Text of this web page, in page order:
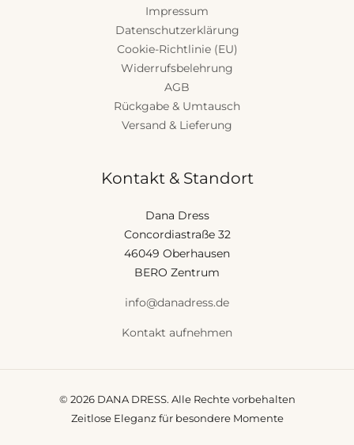
Impressum
Datenschutzerklärung
Cookie-Richtlinie (EU)
Widerrufsbelehrung
AGB
Rückgabe & Umtausch
Versand & Lieferung
Kontakt & Standort
Dana Dress
Concordiastraße 32
46049 Oberhausen
BERO Zentrum
info@danadress.de
Kontakt aufnehmen
© 2026 DANA DRESS. Alle Rechte vorbehalten
Zeitlose Eleganz für besondere Momente